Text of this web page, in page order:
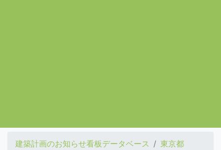
建築計画のお知らせ看板データベース
東京都